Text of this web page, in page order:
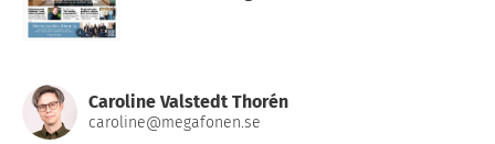
Caroline Valstedt Thorén
caroline@megafonen.se